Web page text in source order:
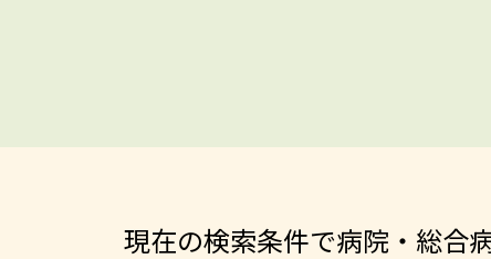
現在の検索条件で病院・総合